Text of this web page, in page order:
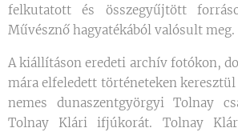
felkutatott és összegyűjtött
Művésznő hagyatékából valósult meg.
A kiállításon eredeti archív fotókon,
mára elfeledett történeteken
nemes dunaszentgyörgyi Tolnay
Tolnay Klári ifjúkorát. Tolnay